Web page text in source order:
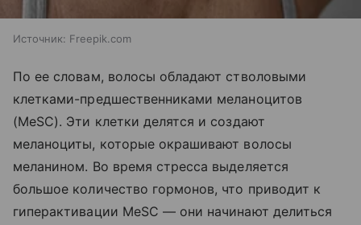
Источник: Freepik.com
По ее словам, волосы обладают стволовыми
клетками-предшественниками меланоцитов
(MeSC). Эти клетки делятся и создают
меланоциты, которые окрашивают волосы
меланином. Во время стресса выделяется
большое количество гормонов, что приводит к
гиперактивации MeSC — они начинают делиться